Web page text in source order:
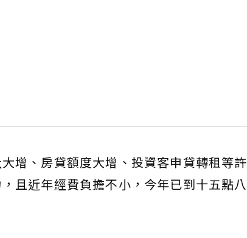
增、房貸額度大增、投資客申貸轉租等許
且近年經費負擔不小，今年已到十五點八